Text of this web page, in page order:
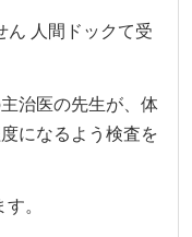
ん 人間ドックて受
治医の先生が、体
になるよう検査を
。